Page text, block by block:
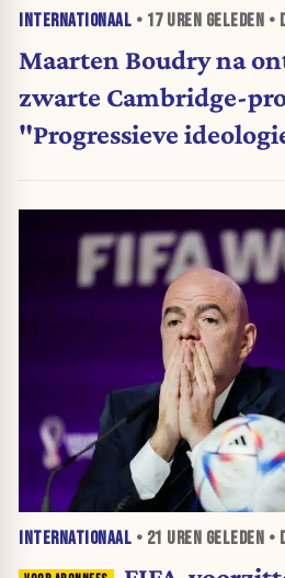
INTERNATIONAAL • 17 UREN GELEDEN •
Maarten Boudry na
zwarte Cambridge-
"Progressieve
INTERNATIONAAL • 21 UREN GELEDEN •